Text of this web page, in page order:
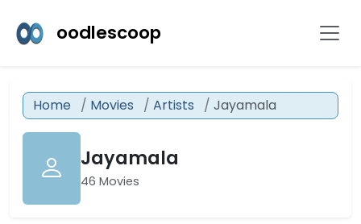
oodlescoop
Home Movies Artists Jayamala
Jayamala
46 Movies